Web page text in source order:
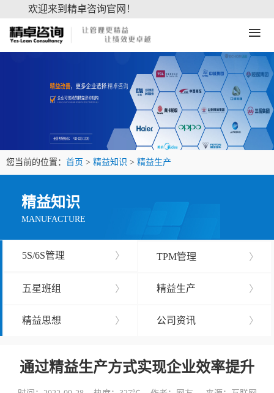
欢迎来到精卓咨询官网！
≡
您当前的位置： 首页 > 精益知识 > 精益生产
精益知识
MANUFACTURE
5S/6S管理 〉 TPM管理 〉
五星班组 〉 精益生产 〉
精益思想 〉 公司资讯 〉
通过精益生产方式实现企业效率提升